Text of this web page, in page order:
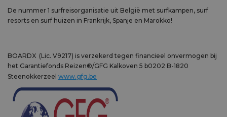
De nummer 1 surfreisorganisatie uit België met surfkampen, surf
resorts en surf huizen in Frankrijk, Spanje en Marokko!
BOARDX (Lic. V9217) is verzekerd tegen financieel onvermogen bij
het Garantiefonds Reizen®/GFG Kalkoven 5 b0202 B-1820
Steenokkerzeel www.gfg.be